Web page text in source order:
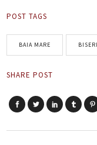
POST TAGS
BAIA MARE
SHARE POST